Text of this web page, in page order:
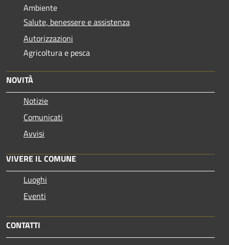
Ambiente
Salute, benessere e assistenza
Autorizzazioni
Agricoltura e pesca
NOVITÀ
Notizie
Comunicati
Avvisi
VIVERE IL COMUNE
Luoghi
Eventi
CONTATTI